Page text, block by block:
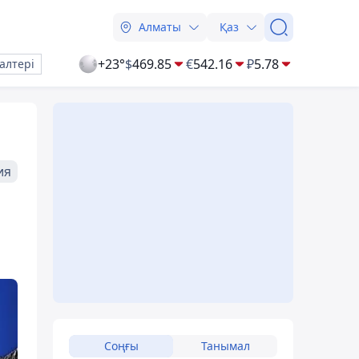
Алматы Қаз
+23°$469.85 €542.16 ₽5.78
Соңғы Танымал